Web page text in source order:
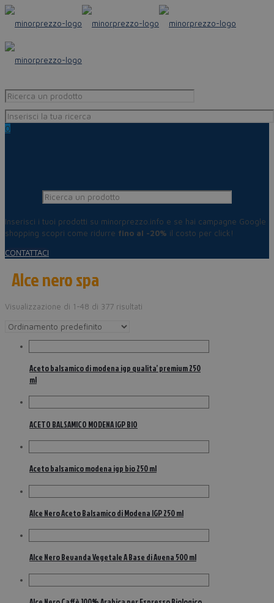
0
Inserisci i tuoi prodotti su minorprezzo.info e se hai campagne Google
shopping scopri come ridurre fino al -20% il costo per click!
CONTATTACI
Alce nero spa
Visualizzazione di 1-48 di 377 risultati
Aceto balsamico di modena igp qualita’ premium 250
ml
ACETO BALSAMICO MODENA IGP BIO
Aceto balsamico modena igp bio 250 ml
Alce Nero Aceto Balsamico di Modena IGP 250 ml
Alce Nero Bevanda Vegetale A Base di Avena 500 ml